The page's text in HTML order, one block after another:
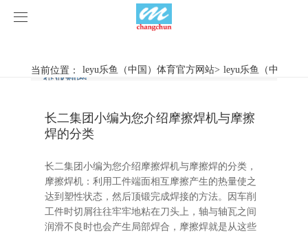
leyu乐鱼（中国）体育官方网站
旋弧焊机
惯性摩擦焊机
连续驱动摩擦焊机
产品视频
行业新闻
企业动态
案例展示
客户案例
荣誉资质
当前位置： leyu乐鱼（中国）体育官方网站> leyu乐鱼（中国）
行业新闻
企业动态
长二集团小编为您介绍摩擦焊机与摩擦
焊的分类
长二集团小编为您介绍摩擦焊机与摩擦焊的分类，
摩擦焊机：利用工件端面相互摩擦产生的热量使之
达到塑性状态，然后顶锻完成焊接的方法。因车削
工件时切屑往往牢牢地粘在刀头上，轴与轴瓦之间
润滑不良时也会产生局部焊合，摩擦焊就是从这些